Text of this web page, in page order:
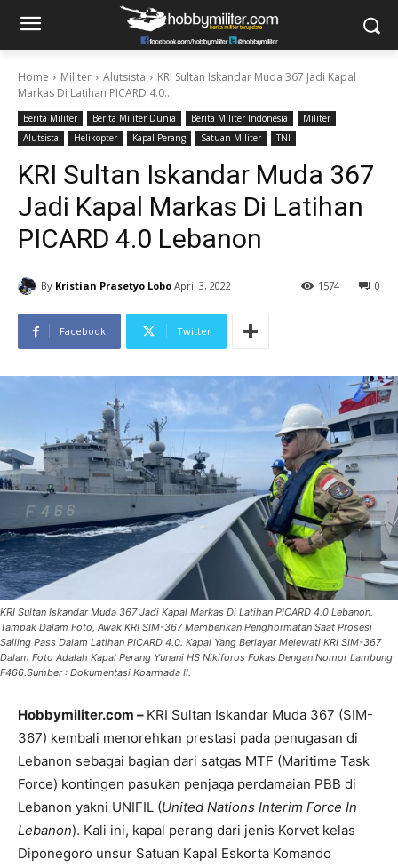
Home Militer Alutsista
KRI Sultan Iskandar Muda 367 Jadi Kapal
Markas Di Latihan PICARD 4.0...
Berita Militer Berita Militer Dunia Berita Militer Indonesia
Militer
Alutsista
Helikopter Kapal Perang Satuan Militer TNI
KRI Sultan Iskandar Muda 367
Jadi Kapal Markas Di Latihan
PICARD 4.0 Lebanon
By Kristian Prasetyo Lobo April 3, 2022 0
1574
Facebook Twitter
KRI Sultan Iskandar Muda 367 Jadi Kapal Markas Di Latihan PICARD 4.0 Lebanon.
Tampak Dalam Foto, Awak KRI SIM-367 Memberikan Penghormatan Saat Prosesi
Sailing Pass Dalam Latihan PICARD 4.0. Kapal Yang Berlayar Melewati KRI SIM-367
Dalam Foto Adalah Kapal Perang Yunani HS Nikiforos Fokas Dengan Nomor Lambung
F466.Sumber : Dokumentasi Koarmada II.
Hobbymiliter.com – KRI Sultan Iskandar Muda 367 (SIM-
367) kembali menorehkan prestasi pada penugasan di
Lebanon sebagai bagian dari satgas MTF (Maritime Task
Force) kontingen pasukan penjaga perdamaian PBB di
Lebanon yakni UNIFIL (United Nations Interim Force In
Lebanon). Kali ini, kapal perang dari jenis Korvet kelas
Diponegoro unsur Satuan Kapal Eskorta Komando